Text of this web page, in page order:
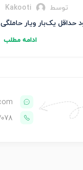
توسط Kakooti
حاملگی را تجربه کرده‌اند.
ادامه مطلب